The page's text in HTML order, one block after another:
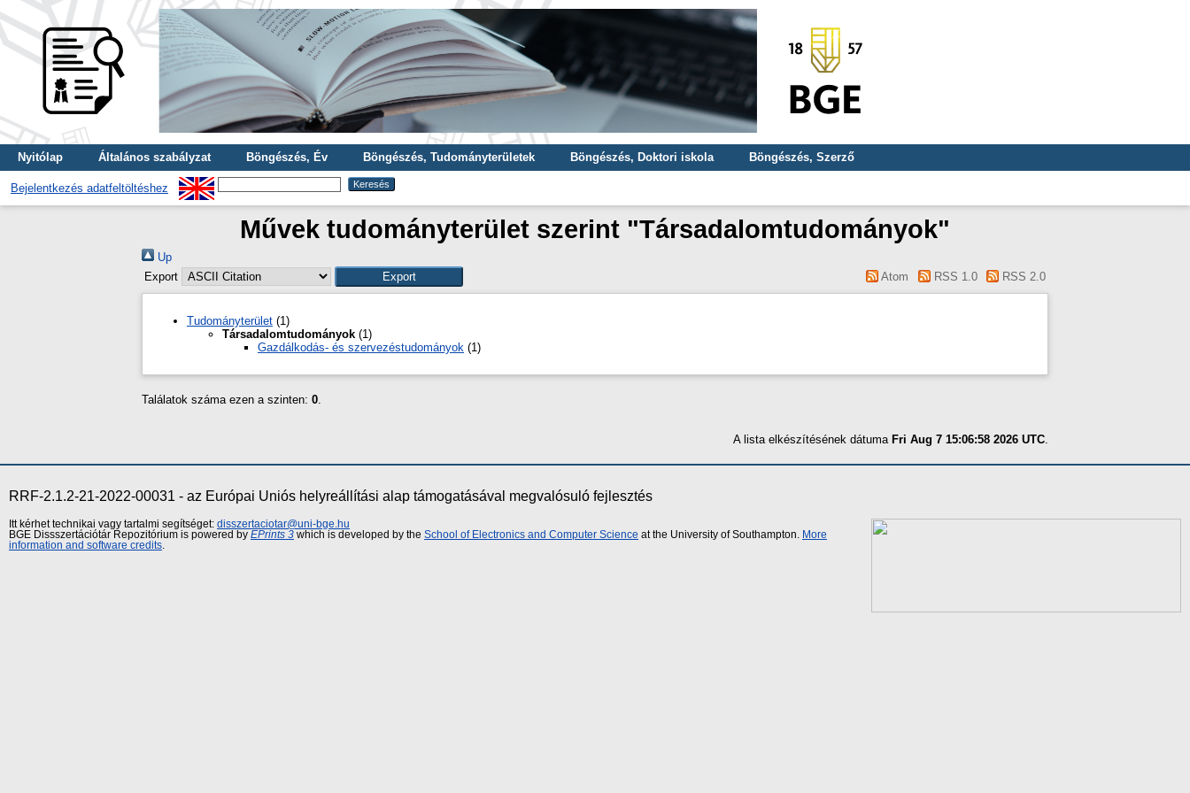
Nyitólap Általános szabályzat Böngészés, Év Böngészés, Tudományterületek Böngészés, Doktori iskola Böngészés, Szerző
Bejelentkezés adatfeltöltéshez
Művek tudományterület szerint "Társadalomtudományok"
Up
Export
Atom RSS 1.0 RSS 2.0
Tudományterület (1)
Társadalomtudományok (1)
Gazdálkodás- és szervezéstudományok (1)
Találatok száma ezen a szinten: 0
A lista elkészítésének dátuma Fri Aug 7 15:06:58 2026 UTC
RRF-2.1.2-21-2022-00031 - az Európai Uniós helyreállítási alap támogatásával megvalósuló fejlesztés
Itt kérhet technikai vagy tartalmi segítséget: disszertaciotar@uni-bge.hu
BGE Dissszertációtár Repozitórium is powered by EPrints 3 which is developed by the School of Electronics and Computer Science at the University of Southampton.
More
information and software credits